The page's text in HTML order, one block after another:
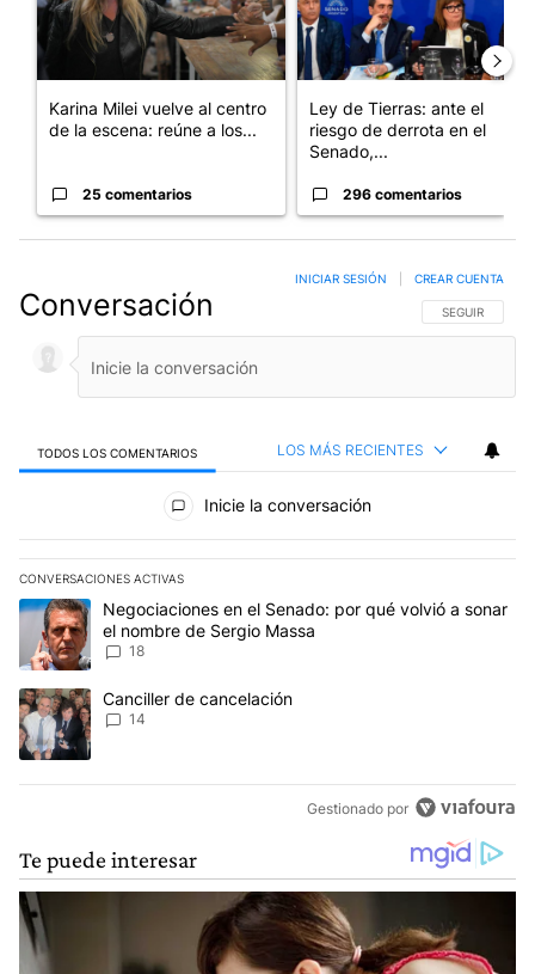
Karina Milei vuelve al centro
de la escena: reúne a los...
25 comentarios
Ley de Tierras: ante el
riesgo de derrota en el
Senado,...
296 comentarios
Conversación SIGA ESTA
SEGUIR
INICIAR SESIÓN CREAR CUENTA
TODOS LOS COMENTARIOS LOS MÁS RECIENTES
Todos los comentarios
Inicie la conversación
CONVERSACIONES ACTIVAS
Este listado muestra los artículos con más comentarios en los
Un artículo de tendencia con el título "Negociaciones en el
Negociaciones en el Senado: por qué volvió a sonar
el nombre de Sergio Massa
18
Un artículo de tendencia con el título "Canciller de cancelación"
Canciller de cancelación
14
Gestionado por